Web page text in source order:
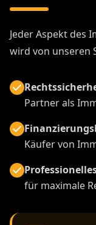
Jeder Aspekt des
wird von unseren
Partner als
Käufer von
für maximale